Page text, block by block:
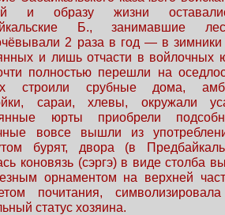
и образу жизни
Б., занимавшие
2 раза в год — в
и лишь отчасти в войлочных
полностью перешли на
строили срубные дома,
сараи, хлевы, окружали
юрты приобрели
вовсе вышли из
бурят, двора (в
коновязь (сэргэ) в виде столба
орнаментом на верхней
почитания,
статус хозяина.